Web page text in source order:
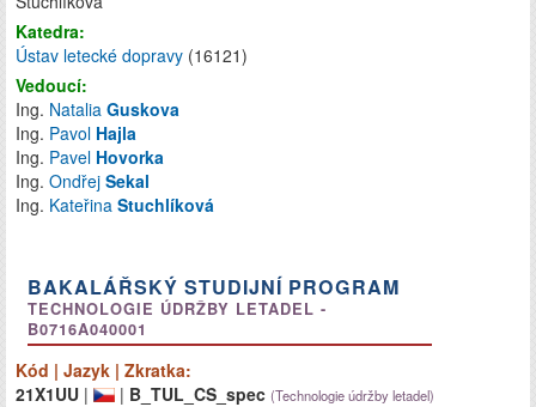
Katedra:
Ústav letecké dopravy (16121)
Vedoucí:
Ing. Natalia Guskova
Ing. Pavol Hajla
Ing. Pavel Hovorka
Ing. Ondřej Sekal
Ing. Kateřina Stuchlíková
BAKALÁŘSKÝ STUDIJNÍ PROGRAM
TECHNOLOGIE ÚDRŽBY LETADEL -
B0716A040001
Kód | Jazyk | Zkratka:
21X1UU | | B_TUL_CS_spec (Technologie údržby letadel)